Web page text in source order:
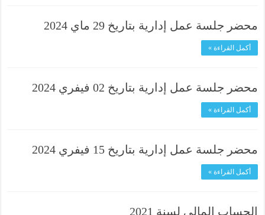
محضر جلسة عمل إدارية بتاريخ 29 ماي 2024
أكمل القراءة »
محضر جلسة عمل إدارية بتاريخ 02 فيفري 2024
أكمل القراءة »
محضر جلسة عمل إدارية بتاريخ 15 فيفري 2024
أكمل القراءة »
الحساب المالي لسنة 2021